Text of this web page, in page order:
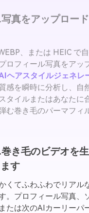
真をアップロー
、または HEIC で
ロフィール写真をアッ
ヘアスタイルジェネレ
感を瞬時に分析し、自
タイルまたはあなたに
む巻き毛のパーマフィ
き毛のビデオを
す
くてふわふわでリアル
。プロフィール写真、
たは次のAIカーリーパ